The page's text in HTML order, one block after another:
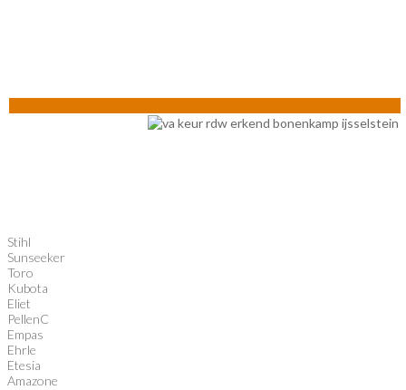
Stihl
Sunseeker
Toro
Kubota
Eliet
PellenC
Empas
Ehrle
Etesia
Amazone